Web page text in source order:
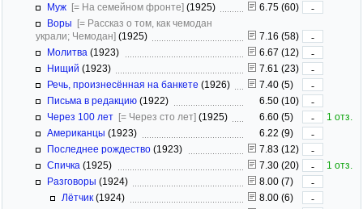
Муж [= На семейном фронте] (1925) 6.75 (60)
-
Воры [= Рассказ о том, как чемодан
украли; Чемодан] (1925) 7.16 (58)
-
Молитва (1923) 6.67 (12)
-
Нищий (1923) 7.61 (23)
-
Речь, произнесённая на банкете (1926) 7.40 (5)
-
Письма в редакцию (1922) 6.50 (10)
-
Через 100 лет [= Через сто лет] (1925) 6.60 (5) -
1 отз.
Американцы (1923) 6.22 (9)
-
Последнее рождество (1923) 7.83 (12)
-
Спичка (1925) 7.30 (20) -
1 отз.
Разговоры (1924) 8.00 (7)
-
Лётчик (1924) 8.00 (6)
-